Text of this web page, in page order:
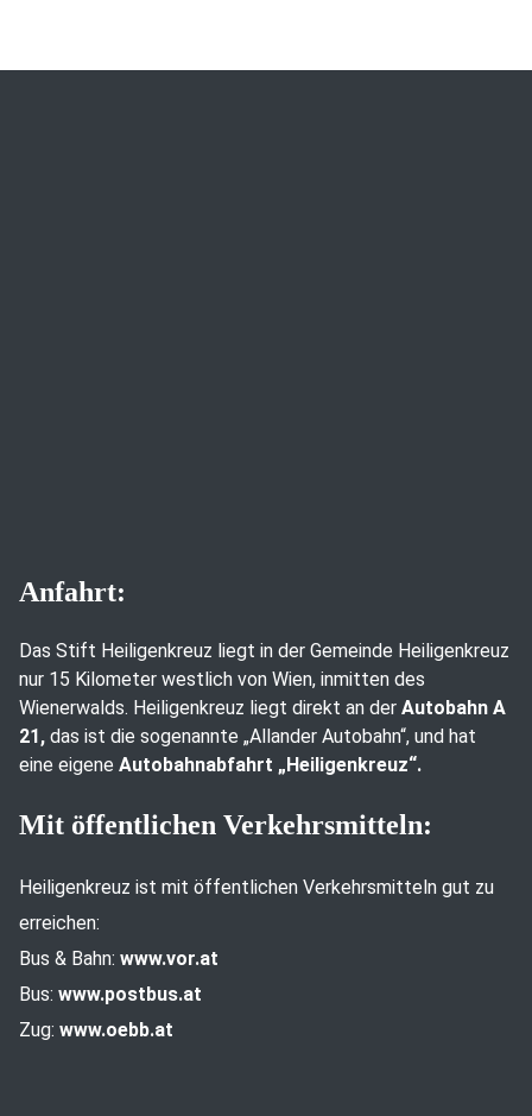
Anfahrt:
Das Stift Heiligenkreuz liegt in der Gemeinde Heiligenkreuz
nur 15 Kilometer westlich von Wien, inmitten des
Wienerwalds. Heiligenkreuz liegt direkt an der Autobahn A
21, das ist die sogenannte „Allander Autobahn“, und hat
eine eigene Autobahnabfahrt „Heiligenkreuz“.
Mit öffentlichen Verkehrsmitteln:
Heiligenkreuz ist mit öffentlichen Verkehrsmitteln gut zu
erreichen:
Bus & Bahn: www.vor.at
Bus: www.postbus.at
Zug: www.oebb.at